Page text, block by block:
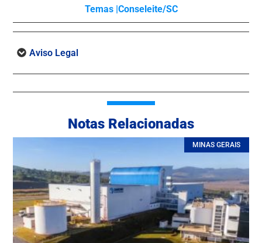
Temas |Conseleite/SC
Aviso Legal
Notas Relacionadas
MINAS GERAIS